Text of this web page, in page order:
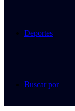
Deportes
Buscar por